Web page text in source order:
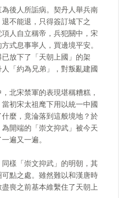
後人所詬病。契丹人舉兵南
不能退，只得簽訂城下之
人自立稱帝，兵犯關中，宋
式息事寧人，買邊境平安。
放下了「天朝上國」的架
「約為兄弟」，對叛亂建國
北宋禁軍的表現堪稱糟糕，
初宋太祖麾下用以統一中國
麼，竟淪落到這般境地？於
開端的「崇文抑武」被今天
遍又一遍。
樣「崇文抑武」的明朝，其
點之處。雖然難以和漢唐時
喪之前基本維繫住了天朝上